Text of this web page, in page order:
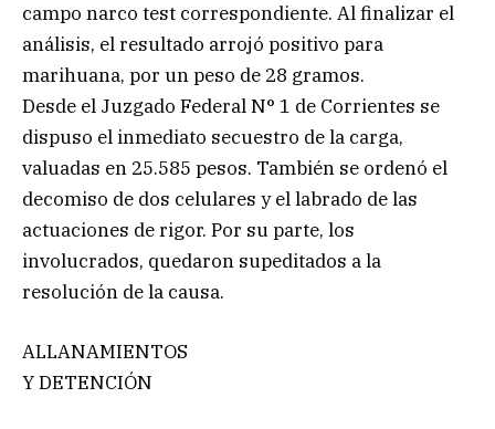
campo narco test correspondiente. Al finalizar el
análisis, el resultado arrojó positivo para
marihuana, por un peso de 28 gramos.
Desde el Juzgado Federal N° 1 de Corrientes se
dispuso el inmediato secuestro de la carga,
valuadas en 25.585 pesos. También se ordenó el
decomiso de dos celulares y el labrado de las
actuaciones de rigor. Por su parte, los
involucrados, quedaron supeditados a la
resolución de la causa.
ALLANAMIENTOS
Y DETENCIÓN